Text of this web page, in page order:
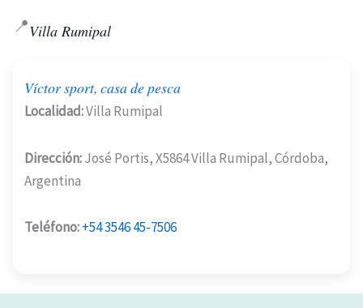
📍Villa Rumipal
Víctor sport, casa de pesca
Localidad:Villa Rumipal
Dirección:José Portis, X5864 Villa Rumipal, Córdoba,
Argentina
Teléfono:+54 3546 45-7506